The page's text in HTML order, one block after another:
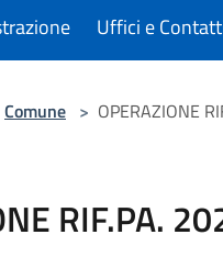
Uffici e
Comune > OPERAZIONE
RIF.PA.